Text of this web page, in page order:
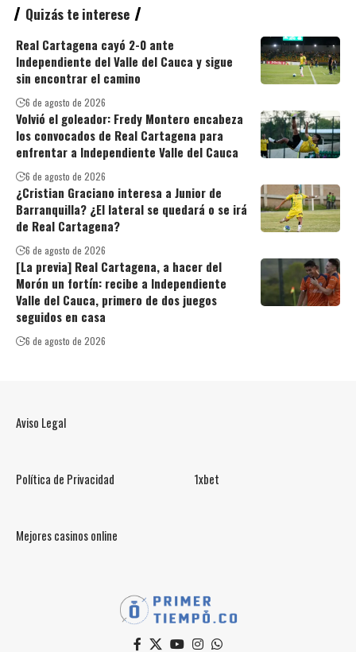
Quizás te interese
Real Cartagena cayó 2-0 ante
Independiente del Valle del Cauca y sigue
sin encontrar el camino
6 de agosto de 2026
Volvió el goleador: Fredy Montero encabeza
los convocados de Real Cartagena para
enfrentar a Independiente Valle del Cauca
6 de agosto de 2026
¿Cristian Graciano interesa a Junior de
Barranquilla? ¿El lateral se quedará o se irá
de Real Cartagena?
6 de agosto de 2026
[La previa] Real Cartagena, a hacer del
Morón un fortín: recibe a Independiente
Valle del Cauca, primero de dos juegos
seguidos en casa
6 de agosto de 2026
Aviso Legal
Política de Privacidad 1xbet
Mejores casinos online